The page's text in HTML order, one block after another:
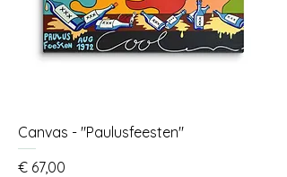
Canvas - "Paulusfeesten"
Prijs
€ 67,00